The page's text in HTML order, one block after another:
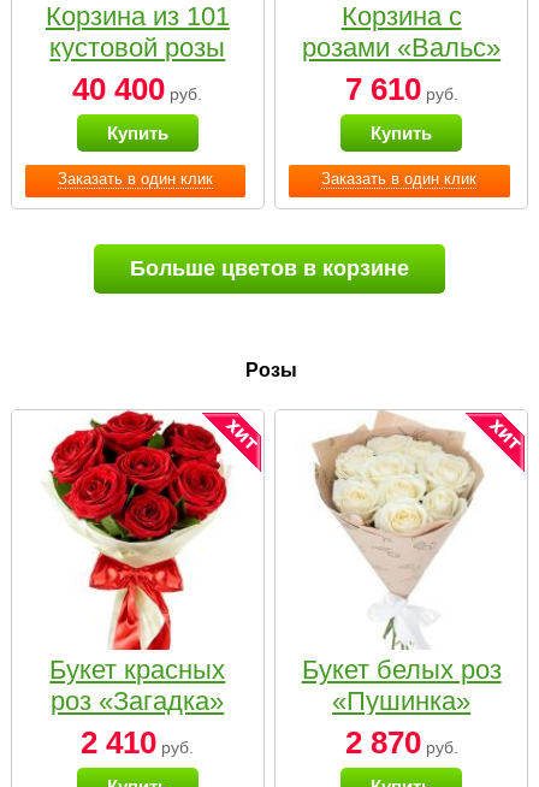
Заказать в один клик
Корзина из 101
кустовой розы
нежных тонов
40 400 руб.
Купить
Заказать в один клик
Корзина с
розами «Вальс»
7 610руб.
Купить
Больше цветов в корзине
Розы
Букет красных
роз «Загадка»
2 410 руб.
Букет белых роз
«Пушинка»
2 870руб.